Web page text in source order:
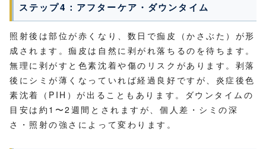
ステップ4：アフターケア・ダウンタイム
照射後は部位が赤くなり、数日で痂皮（かさぶた）が形
成されます。痂皮は自然に剥がれ落ちるのを待ちます。
無理に剥がすと色素沈着や傷のリスクがあります。剥落
後にシミが薄くなっていれば経過良好ですが、炎症後色
素沈着（PIH）が出ることもあります。ダウンタイムの
目安は約1〜2週間とされますが、個人差・シミの深
さ・照射の強さによって変わります。